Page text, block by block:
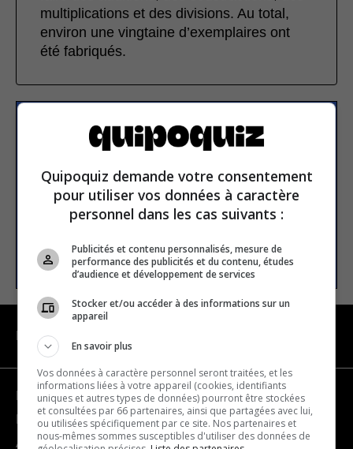
multiplications et des divisions. Au total,
environ une vingtaine d’exemplaires ont
été fabriqués.
S’inscrire à la newsletter
E-mail
S’INSCRIRE
NAVIGATION
Devenir partenaire
Nous joindre
À propos
Quipoquiz demande votre consentement
pour utiliser vos données à caractère
personnel dans les cas suivants :
Publicités et contenu personnalisés, mesure de
performance des publicités et du contenu, études
d’audience et développement de services
Stocker et/ou accéder à des informations sur un
appareil
En savoir plus
Vos données à caractère personnel seront traitées, et les
informations liées à votre appareil (cookies, identifiants
uniques et autres types de données) pourront être stockées
et consultées par 66 partenaires, ainsi que partagées avec lui,
ou utilisées spécifiquement par ce site. Nos partenaires et
nous-mêmes sommes susceptibles d'utiliser des données de